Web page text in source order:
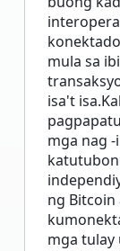
mula sa
isa't
mga nag
ng
mga tulay